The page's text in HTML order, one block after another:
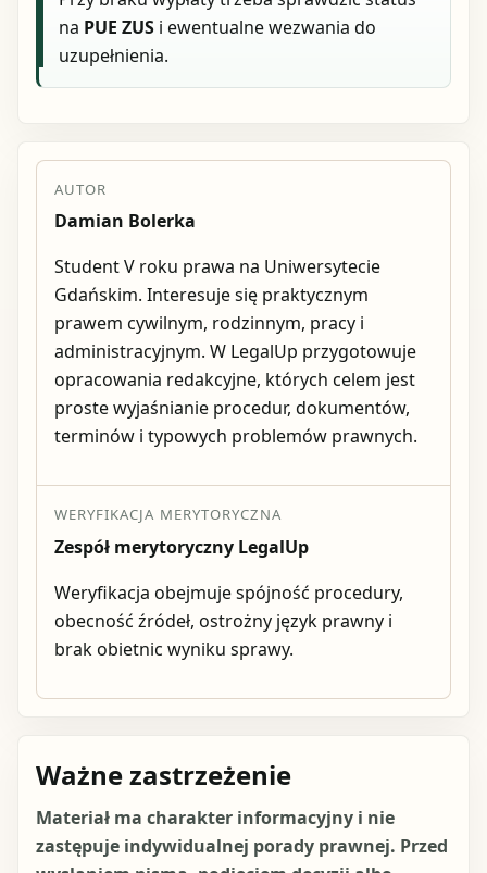
na PUE ZUS i ewentualne wezwania do
uzupełnienia.
AUTOR
Damian Bolerka
Student V roku prawa na Uniwersytecie
Gdańskim. Interesuje się praktycznym
prawem cywilnym, rodzinnym, pracy i
administracyjnym. W LegalUp przygotowuje
opracowania redakcyjne, których celem jest
proste wyjaśnianie procedur, dokumentów,
terminów i typowych problemów prawnych.
WERYFIKACJA MERYTORYCZNA
Zespół merytoryczny LegalUp
Weryfikacja obejmuje spójność procedury,
obecność źródeł, ostrożny język prawny i
brak obietnic wyniku sprawy.
Ważne zastrzeżenie
Materiał ma charakter informacyjny i nie
zastępuje indywidualnej porady prawnej. Przed